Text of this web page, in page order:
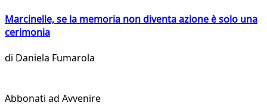
Marcinelle, se la memoria non diventa azione è solo una
cerimonia
di Daniela Fumarola
Abbonati ad Avvenire